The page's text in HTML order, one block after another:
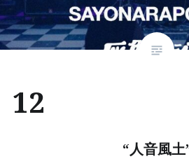
12
“人音風土